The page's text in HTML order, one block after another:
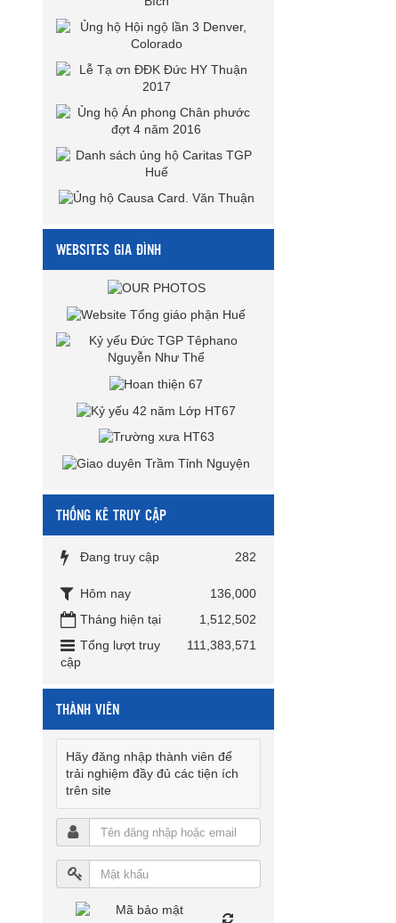
WEBSITES GIA ĐÌNH
THỐNG KÊ TRUY CẬP
Đang truy cập 282
Hôm nay
136,000
Tháng hiện tại
1,512,502
Tổng lượt truy
cập
111,383,571
THÀNH VIÊN
Hãy đăng nhập thành viên để
trải nghiệm đầy đủ các tiện ích
trên site